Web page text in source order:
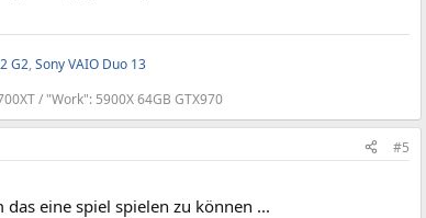
G2, Sony VAIO Duo 13
/ "Work": 5900X 64GB GTX970
#5
eine spiel spielen zu können ...